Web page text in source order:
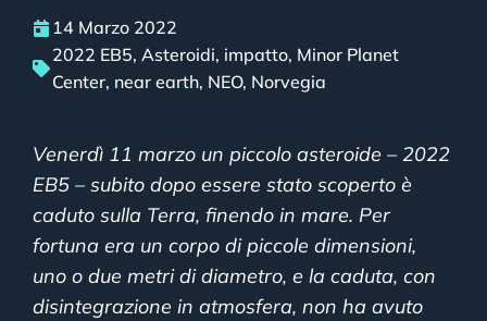
14 Marzo 2022
2022 EB5, Asteroidi, impatto, Minor Planet
Center, near earth, NEO, Norvegia
Venerdì 11 marzo un piccolo asteroide – 2022
EB5 – subito dopo essere stato scoperto è
caduto sulla Terra, finendo in mare. Per
fortuna era un corpo di piccole dimensioni,
uno o due metri di diametro, e la caduta, con
disintegrazione in atmosfera, non ha avuto